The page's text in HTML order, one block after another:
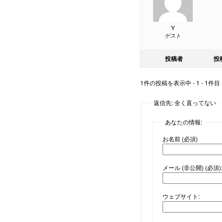
Y
ゲスト
投稿者 投
1件の投稿を表示中 - 1 - 1件目
返信先: 全く直ってない
あなたの情報:
お名前 (必須)
メール (非公開) (必須):
ウェブサイト: